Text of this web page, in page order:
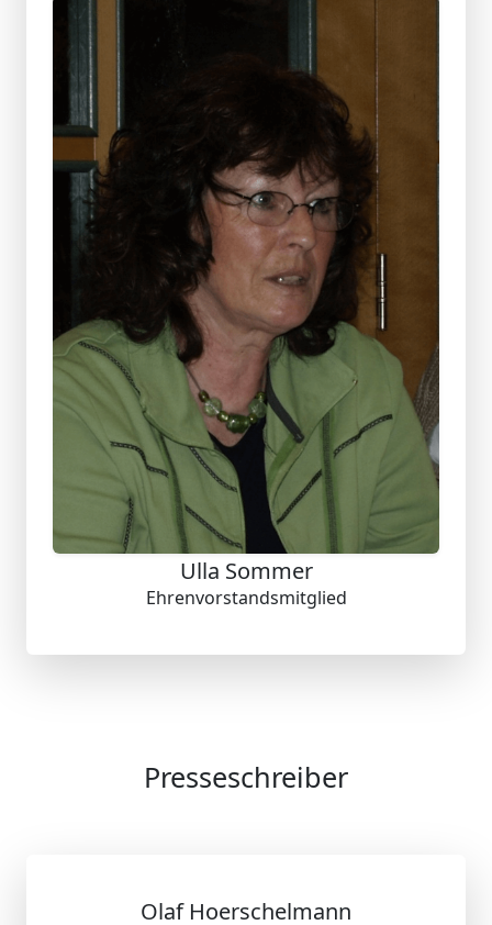
Ulla Sommer
Ehrenvorstandsmitglied
Presseschreiber
Olaf Hoerschelmann